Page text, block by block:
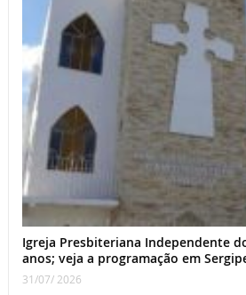
Igreja Presbiteriana Independente
anos; veja a programação em
31/07/ 2026